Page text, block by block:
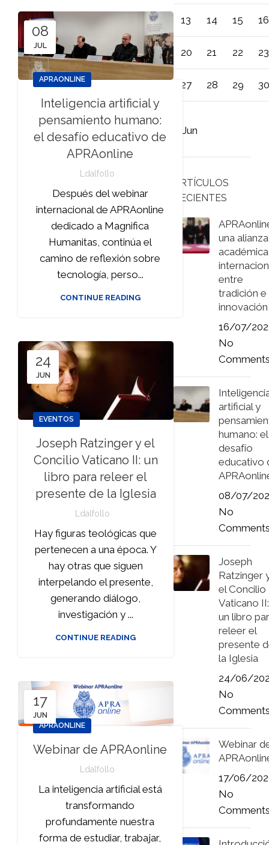
08
JUL
APRAONLINE
Inteligencia artificial y
pensamiento humano:
el desafío educativo de
APRAonline
Ldalfollo
Después del webinar
internacional de APRAonline
dedicado a Magnifica
Humanitas, continúa el
camino de reflexión sobre
tecnología, perso...
CONTINUE READING
24
JUN
EVENTOS
Joseph Ratzinger y el
Concilio Vaticano II: un
libro para releer el
presente de la Iglesia
Ldalfollo
Hay figuras teológicas que
pertenecen a una época. Y
hay otras que siguen
interpelando el presente,
generando diálogo,
investigación y ...
CONTINUE READING
17
JUN
APRAONLINE
Webinar de APRAonline
Ldalfollo
La inteligencia artificial está
transformando
profundamente nuestra
forma de estudiar, trabajar,
13 14 15 16
20 21 22 23
27 28 29 30
« Jun
ARTÍCULOS
RECIENTES
una alianza
académica
entre
tradición e
innovación
16/07/
No
artificial y
humano: el
desafío
educativo
08/07/
No
Joseph
Ratzinger
el Concilio
Vaticano II:
un libro
releer el
presente
la Iglesia
24/06/
No
Webinar
17/06/
No